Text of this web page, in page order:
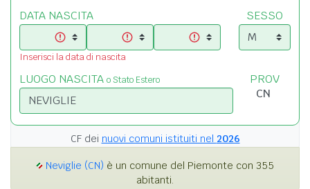
DATA NASCITA
Inserisci la data di nascita
SESSO
LUOGO NASCITA o Stato Estero PROV
CF dei nuovi comuni istituiti nel 2026
Neviglie (CN) è un comune del Piemonte con 355
abitanti.